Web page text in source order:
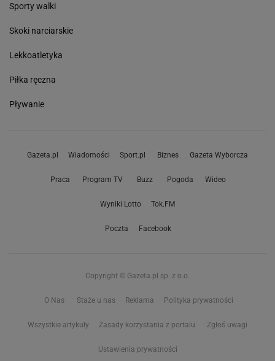
Sporty walki
Skoki narciarskie
Lekkoatletyka
Piłka ręczna
Pływanie
Gazeta.pl Wiadomości Sport.pl Biznes Gazeta Wyborcza
Praca Program TV Buzz Pogoda Wideo
Wyniki Lotto Tok.FM
Poczta Facebook
Copyright © Gazeta.pl sp. z o.o.
O Nas Staże u nas Reklama Polityka prywatności
Wszystkie artykuły Zasady korzystania z portalu Zgłoś uwagi
Ustawienia prywatności